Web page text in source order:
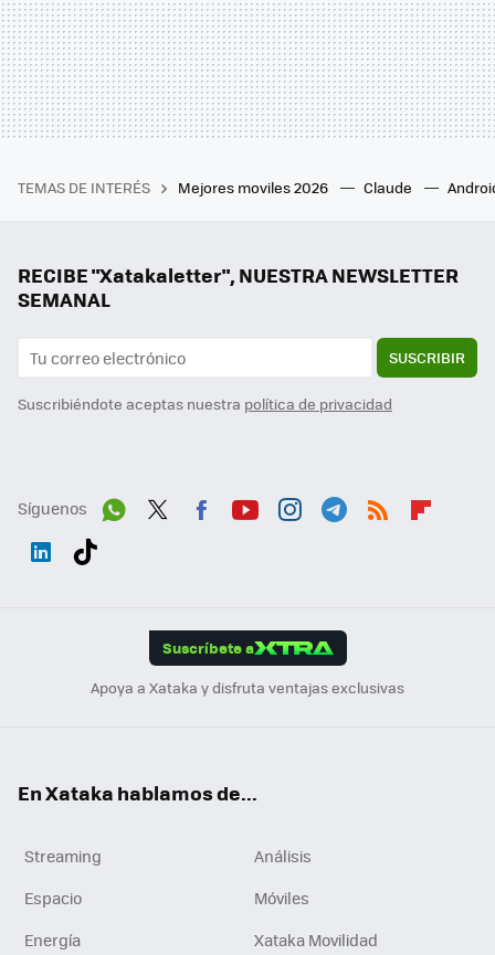
TEMAS DE INTERÉS Mejores moviles 2026 Claude
RECIBE "Xatakaletter", NUESTRA NEWSLETTER
SEMANAL
SUSCRIBIR
Suscribiéndote aceptas nuestra política de privacidad
Síguenos
Suscríbete a
Apoya a Xataka y disfruta ventajas exclusivas
En Xataka hablamos de...
Streaming
Análisis
Espacio
Móviles
Energía
Xataka Movilidad